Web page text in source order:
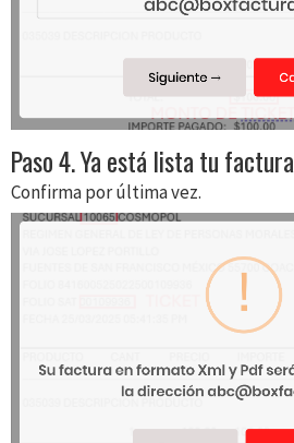
Paso 4. Ya está lista tu factura
Confirma por última vez.